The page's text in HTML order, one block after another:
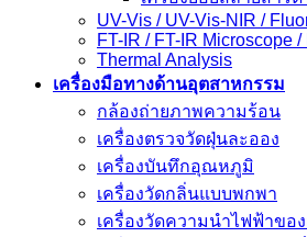
UV-Vis / UV-Vis-NIR /
FT-IR / FT-IR Microscope /
Thermal Analysis
เครื่องมือทางด้านอุตสาหกรรม
กล้องถ่ายภาพความร้อน
เครื่องตรวจวัดฝุ่นละออง
เครื่องบันทึกอุณหภูมิ
เครื่องวัดกลิ่นแบบพกพา
เครื่องวัดความนําไฟฟ้าขอ